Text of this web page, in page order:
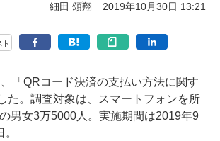
細田 頌翔 2019年10月30日 13:21
ト
「QRコード決済の支払い方法に関す
た。調査対象は、スマートフォンを所
男女3万5000人。実施期間は2019年9